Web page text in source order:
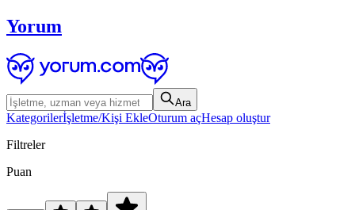
Yorum
Ara
Kategorilerİşletme/Kişi EkleOturum açHesap oluştur
Filtreler
Puan